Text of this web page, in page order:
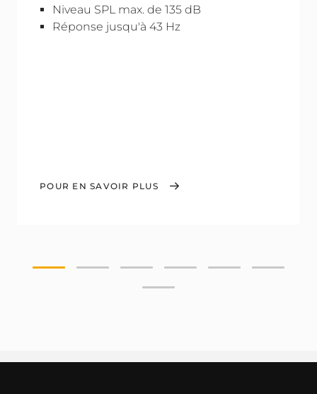
Niveau SPL max. de 135 dB
Réponse jusqu'à 43 Hz
POUR EN SAVOIR PLUS